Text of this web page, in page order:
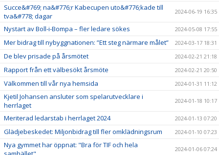
Succe&#769; na&#776;r Kabecupen uto&#776;kade till
tva&#778; dagar
2024-06-19 16:35
Nystart av Boll-i-Bompa – fler ledare sökes 2024-05-08 17:55
Mer bidrag till nybyggnationen: ”Ett steg närmare målet” 2024-03-17 18:31
De blev prisade på årsmötet 2024-02-21 21:18
Rapport från ett välbesökt årsmöte 2024-02-21 20:50
Välkommen till vår nya hemsida 2024-01-31 11:12
Kjetil Johansen ansluter som spelarutvecklare i
herrlaget
2024-01-18 10:17
Meriterad ledarstab i herrlaget 2024 2024-01-13 07:20
Glädjebeskedet: Miljonbidrag till fler omklädningsrum 2024-01-10 07:23
Nya gymmet har öppnat: "Bra för TIF och hela
2024-01-06 07:24